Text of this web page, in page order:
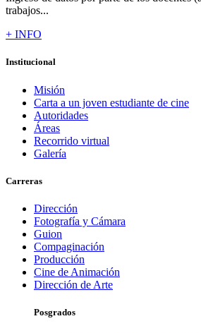
trabajos...
+ INFO
Institucional
Misión
Carta a un joven estudiante de cine
Autoridades
Áreas
Recorrido virtual
Galería
Carreras
Dirección
Fotografía y Cámara
Guion
Compaginación
Producción
Cine de Animación
Dirección de Arte
Posgrados